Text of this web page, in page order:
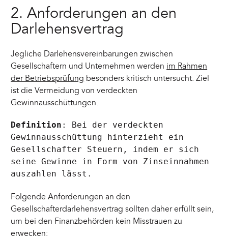
2. Anforderungen an den
Darlehensvertrag
Jegliche Darlehensvereinbarungen zwischen
Gesellschaftern und Unternehmen werden im Rahmen
der Betriebsprüfung besonders kritisch untersucht. Ziel
ist die Vermeidung von verdeckten
Gewinnausschüttungen.
Definition : Bei der verdeckten
Gewinnausschüttung hinterzieht ein
Gesellschafter Steuern, indem er sich
seine Gewinne in Form von Zinseinnahmen
auszahlen lässt.
Folgende Anforderungen an den
Gesellschafterdarlehensvertrag sollten daher erfüllt sein,
um bei den Finanzbehörden kein Misstrauen zu
erwecken: